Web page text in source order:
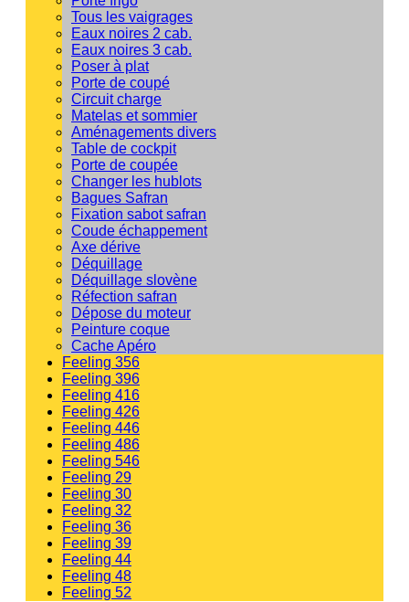
Tous les vaigrages
Eaux noires 2 cab.
Eaux noires 3 cab.
Poser à plat
Porte de coupé
Circuit charge
Matelas et sommier
Aménagements divers
Table de cockpit
Porte de coupée
Changer les hublots
Bagues Safran
Fixation sabot safran
Coude échappement
Axe dérive
Déquillage
Déquillage slovène
Réfection safran
Dépose du moteur
Peinture coque
Cache Apéro
Feeling 356
Feeling 396
Feeling 416
Feeling 426
Feeling 446
Feeling 486
Feeling 546
Feeling 29
Feeling 30
Feeling 32
Feeling 36
Feeling 39
Feeling 44
Feeling 48
Feeling 52